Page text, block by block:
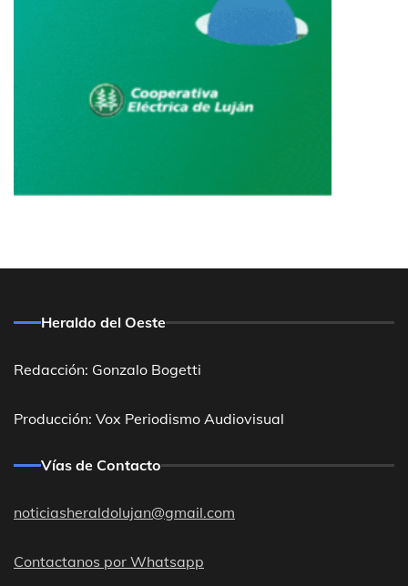
Heraldo del Oeste
Redacción: Gonzalo Bogetti
Producción: Vox Periodismo Audiovisual
Vías de Contacto
noticiasheraldolujan@gmail.com
Contactanos por Whatsapp